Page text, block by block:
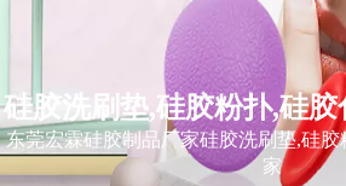
硅胶洗刷垫,硅胶粉扑,硅
东莞宏霖硅胶制品厂家硅胶洗刷垫,硅
家